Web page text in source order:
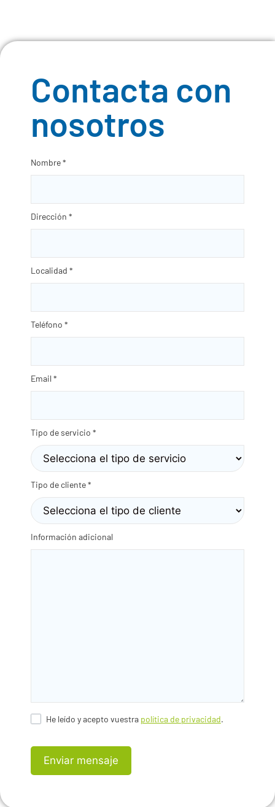
Contacta con
nosotros
Nombre*
Dirección *
Localidad *
Teléfono *
Email *
Tipo de servicio *
Tipo de cliente*
Información adicional
He leído y acepto vuestra política de privacidad.
Enviar mensaje